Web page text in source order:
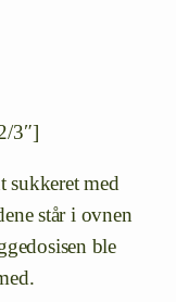
3″]
sukkeret med
står i ovnen
ble